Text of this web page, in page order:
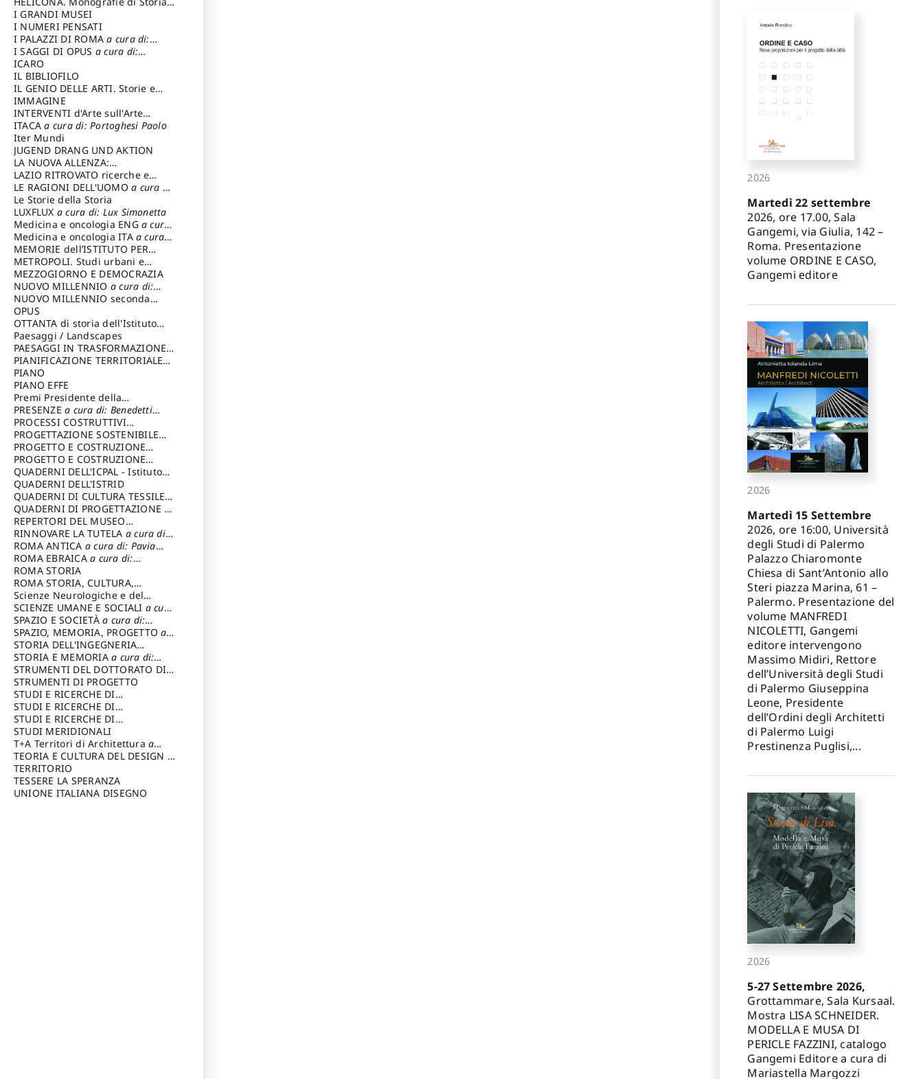
dell'Artea cura di: Gallo Marco
I GRANDI MUSEI
I NUMERI PENSATI
I PALAZZI DI ROMAa cura di:
Ippoliti Alessandro
I SAGGI DI OPUS a cura di:
Scalesse Tommaso
ICARO
IL BIBLIOFILO
IL GENIO DELLE ARTI. Storie e
interpretazione
IMMAGINE
INTERVENTI d'Arte sull'Arte
dedicata alla cultura della
conservazione d’arte
Fondazione Paola Droghetti onlus
ITACAa cura di: Portoghesi Paolo
Iter Mundi
JUGEND DRANG UND AKTION
LA NUOVA ALLENZA:
ARCHITETTURA & AMBIENTE
LAZIO RITROVATO ricerche e
restauri
LE RAGIONI DELL'UOMOa cura di:
Lombardi Satriani Luigi
Le Storie della Storia
LUXFLUX a cura di: Lux Simonetta
Medicina e oncologia ENG a cura
di: Lopez Massimo
Medicina e oncologia ITA a cura
di: Lopez Massimo
MEMORIE dell’ISTITUTO PER
STORIA DEL RISORGIMENTO
METROPOLI. Studi urbani e
regionali
MEZZOGIORNO E DEMOCRAZIA
NUOVO MILLENNIO a cura di:
Capaldo Pellegrino
NUOVO MILLENNIO seconda
serie
Francesco
OPUS
OTTANTA di storia dell'Istituto
storia dell’Istitutoa cura di:
Cavalieri Patrizia
Paesaggi / Landscapes
PAESAGGI IN TRASFORMAZIONEa
cura di: Corti Enrico A.
PIANIFICAZIONE TERRITORIALE
URBANISTICA ED AMBIENTALE
cura di: Costa Enrico
PIANO
PIANO EFFE
Premi Presidente della
Repubblica
PRESENZEa cura di: Benedetti
Sandro
PROCESSI COSTRUTTIVI
DELL'ARCHITETTURAa cura di:
Ippoliti Alessandro
PROGETTAZIONE SOSTENIBILE
PARTECIPATA
PROGETTO E COSTRUZIONE
DELL’ARCHITETTURA
PROGETTO E COSTRUZIONE
SOSTENIBILE
QUADERNI DELL'ICPAL - Istituto
centrale per il restauro e la
conservazione del patrimonio
archivistico e librario
QUADERNI DELL'ISTRID
QUADERNI DI CULTURA TESSILEa
cura di: Crispolti Livia
QUADERNI DI PROGETTAZIONE a
cura di: Giura Longo Tommaso
REPERTORI DEL MUSEO
CENTRALE DEL RISORGIMENTOa
cura di: Pizzo Marco
RINNOVARE LA TUTELA a cura di:
Cicalò Enrico
ROMA ANTICA a cura di: Pavia
Carlo
ROMA EBRAICAa cura di:
Procaccia Claudio
ROMA STORIA
ROMA STORIA, CULTURA,
IMMAGINEa cura di: Fagiolo
Marcello
Scienze Neurologiche e del
Comportamento
SCIENZE UMANE E SOCIALI a cura
di: Iannizzi Salvatore
SPAZIO E SOCIETÀa cura di:
Cassetti Roberto
SPAZIO, MEMORIA, PROGETTOa
cura di: Rossi Massimo
STORIA DELL'INGEGNERIA
STRUTTURALE IN ITALIAa cura di:
Poretti Sergio
STORIA E MEMORIAa cura di:
Rossi Lauro
STRUMENTI DEL DOTTORATO DI
RICERCA IN RILIEVO E
RAPPRESENTAZIONE
DELL’ARCHITETTURA E
DELL’AMBIENTEa cura di: Migliari
Riccardo
STRUMENTI DI PROGETTO
STUDI E RICERCHE DI
ARCHEOLOGIA IN SICILIA
di: Pelagatti Paola
STUDI E RICERCHE DI
ARCHITETTURA del Dipartimento
di Architettura Università degli
Studi G. d' Annunzio
STUDI E RICERCHE DI
ARCHITETTURA del Dipartimento
di Architettura Università degli
Studi G. d' Annunzio, Chieti-
Pescaraa cura di: Fusero Paolo
STUDI MERIDIONALI
T+A Territori di Architetturaa
cura di: Ramazzotti Luigi
TEORIA E CULTURA DEL DESIGN a
cura di: Furlanis Giuseppe
TERRITORIO
TESSERE LA SPERANZA
UNIONE ITALIANA DISEGNO
2026
Martedì 22 settembre
2026, ore 17.00, Sala
Gangemi, via Giulia, 142 –
Roma. Presentazione
volume ORDINE E CASO,
Gangemi editore
2026
Martedì 15 Settembre
2026, ore 16:00, Università
degli Studi di Palermo
Palazzo Chiaromonte
Chiesa di Sant’Antonio allo
Steri piazza Marina, 61 –
Palermo. Presentazione del
volume MANFREDI
NICOLETTI, Gangemi
editore intervengono
Massimo Midiri, Rettore
dell’Università degli Studi
di Palermo Giuseppina
Leone, Presidente
dell’Ordini degli Architetti
di Palermo Luigi
Prestinenza Puglisi,...
2026
5-27 Settembre 2026,
Grottammare, Sala Kursaal.
Mostra LISA SCHNEIDER.
MODELLA E MUSA DI
PERICLE FAZZINI, catalogo
Gangemi Editore a cura di
Mariastella Margozzi